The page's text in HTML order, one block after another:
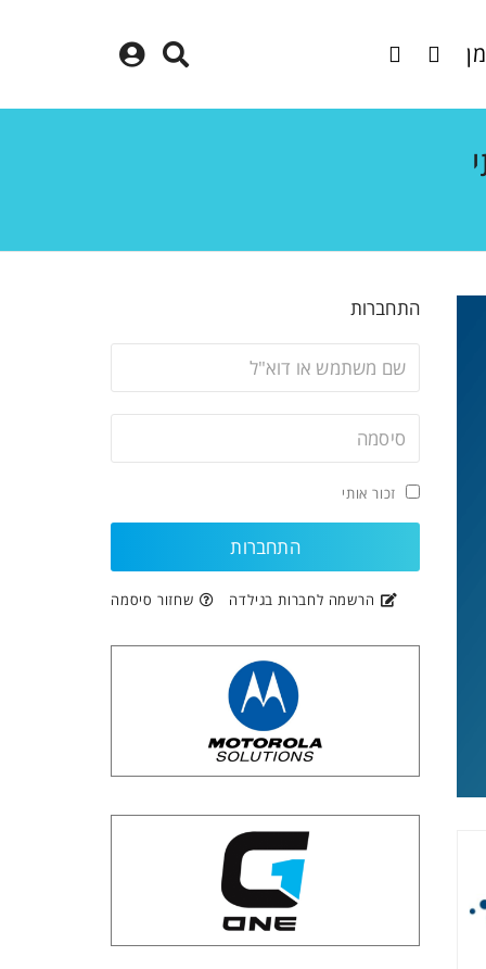
התחברות
זכור אותי
הרשמה לחברות בגילדה שחזור סיסמה